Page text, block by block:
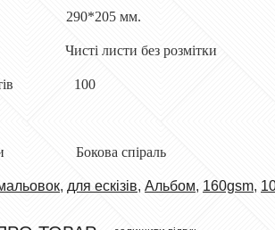
290*205 мм.
листи без розмітки
листів 100
Бокова спіраль
, для ескізів, Альбом, 160gsm,